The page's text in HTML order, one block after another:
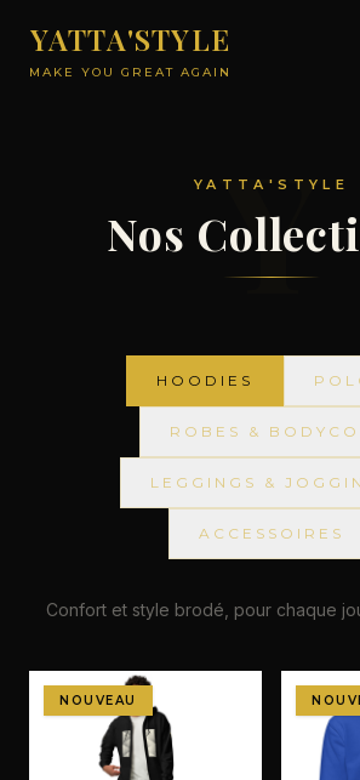
YATTA'STYLE
MAKE YOU GREAT AGAIN
Y
YATTA'STYLE
Nos
HOODIES
ROBES &
LEGGINGS &
ACCESSOIRES
Confort et style brodé, pour chaque
NOUVEAU